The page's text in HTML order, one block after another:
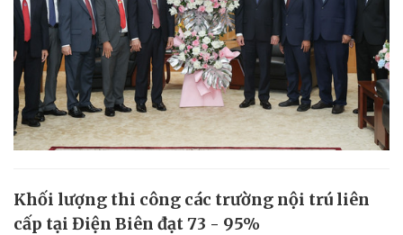
Khối lượng thi công các trường nội trú liên
cấp tại Điện Biên đạt 73 - 95%